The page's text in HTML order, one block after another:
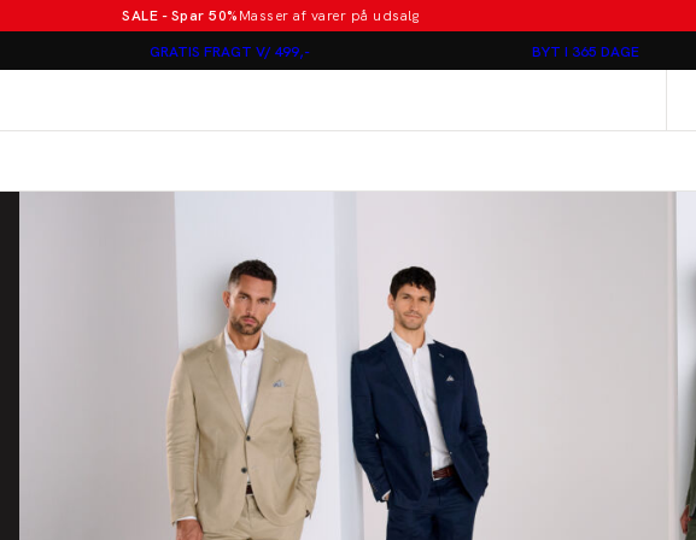
SALE - Spar 50%Masser af varer på udsalg
GRATIS FRAGT V/ 499,- BYT I 365 DAGE
Poloer i nye farver
Jakkesæt fra 1499 kr.
Lindbergh